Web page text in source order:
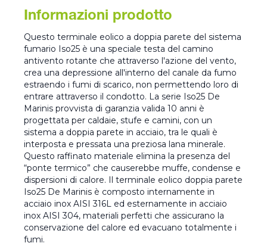
Informazioni prodotto
Questo terminale eolico a doppia parete del sistema
fumario Iso25 è una speciale testa del camino
antivento rotante che attraverso l'azione del vento,
crea una depressione all'interno del canale da fumo
estraendo i fumi di scarico, non permettendo loro di
entrare attraverso il condotto. La serie Iso25 De
Marinis provvista di garanzia valida 10 anni è
progettata per caldaie, stufe e camini, con un
sistema a doppia parete in acciaio, tra le quali è
interposta e pressata una preziosa lana minerale.
Questo raffinato materiale elimina la presenza del
“ponte termico” che causerebbe muffe, condense e
dispersioni di calore. Il terminale eolico doppia parete
Iso25 De Marinis è composto internamente in
acciaio inox AISI 316L ed esternamente in acciaio
inox AISI 304, materiali perfetti che assicurano la
conservazione del calore ed evacuano totalmente i
fumi.